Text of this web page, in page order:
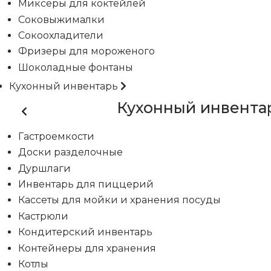
Миксеры для коктейлей
Соковыжималки
Сокоохладители
Фризеры для мороженого
Шоколадные фонтаны
Кухонный инвентарь
Кухонный
Гастроемкости
Доски разделочные
Дуршлаги
Инвентарь для пиццерий
Кассеты для мойки и хранения посуды
Кастрюли
Кондитерский инвентарь
Контейнеры для хранения
Котлы